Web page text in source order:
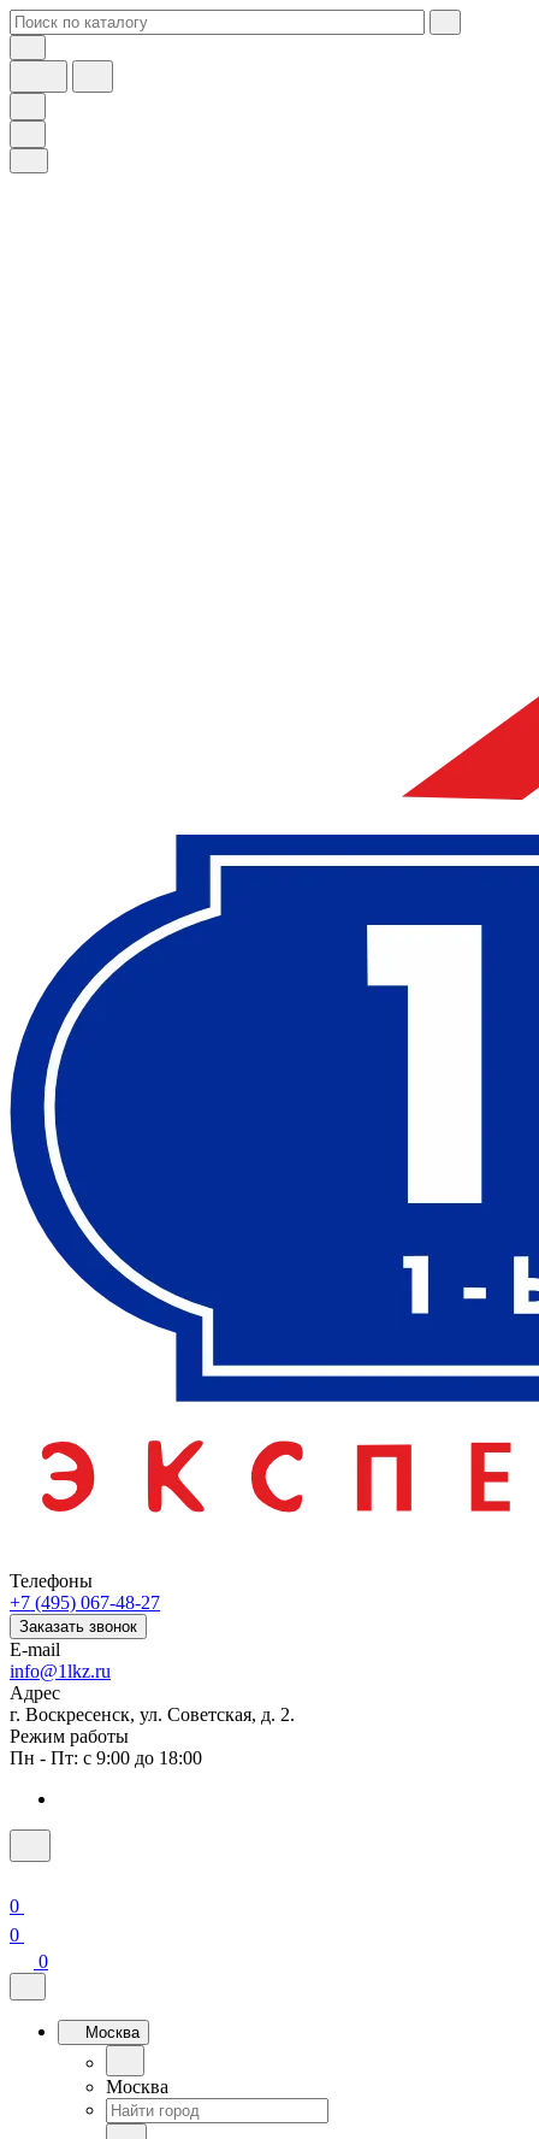
Телефоны
+7 (495) 067-48-27
Заказать звонок
E-mail
info@1lkz.ru
Адрес
г. Воскресенск, ул. Советская, д. 2.
Режим работы
Пн - Пт: с 9:00 до 18:00
0
0
0
Москва
Москва